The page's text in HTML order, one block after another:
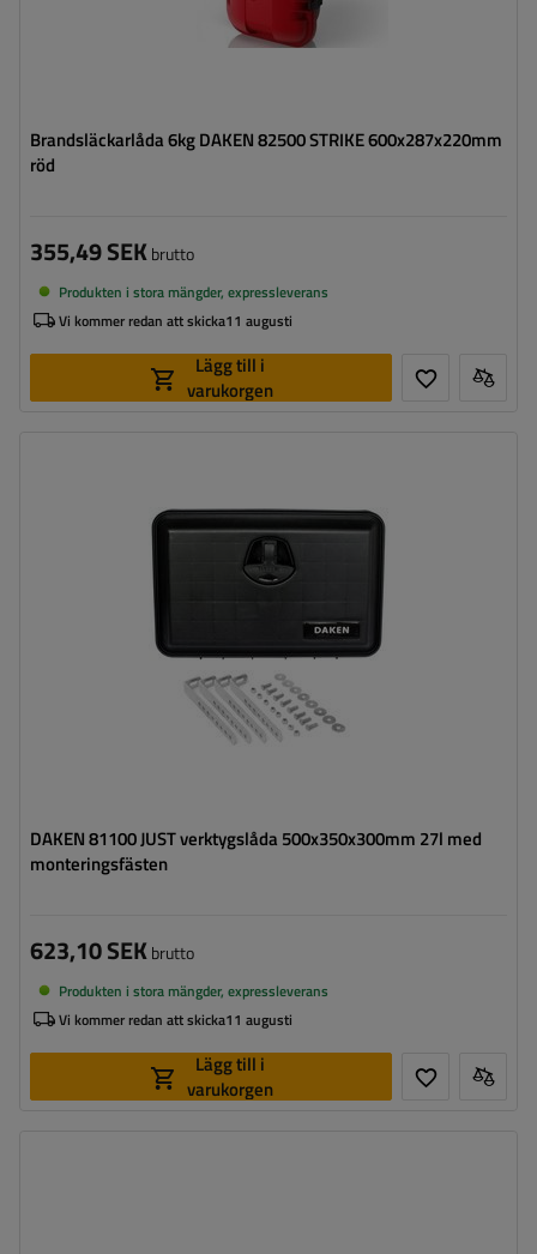
Brandsläckarlåda 6kg DAKEN 82500 STRIKE 600x287x220mm
röd
355,49 SEKbrutto
Produkten i stora mängder, expressleverans
Vi kommer redan att skicka11 augusti
Lägg till i
varukorgen
DAKEN 81100 JUST verktygslåda 500x350x300mm 27l med
monteringsfästen
Verktygslådans höjd:
350 mm
Verktygslådans djup:
300 mm
Optimal belastning för verktygslådan: 40 kg
623,10 SEKbrutto
Produkten i stora mängder, expressleverans
Vi kommer redan att skicka11 augusti
Lägg till i
varukorgen